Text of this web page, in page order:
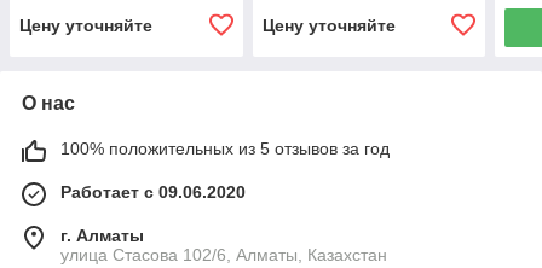
Цену уточняйте Цену уточняйте
О нас
100% положительных из 5 отзывов за год
Работает с 09.06.2020
г. Алматы
улица Стасова 102/6, Алматы, Казахстан